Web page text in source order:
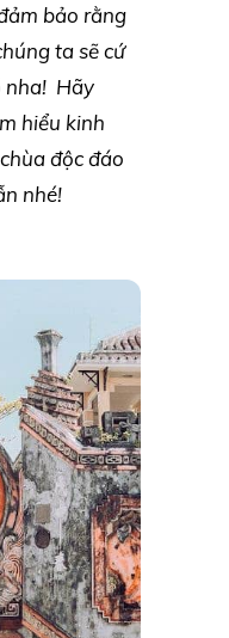
bảo rằng
ta sẽ cứ
nha! Hãy
hiểu kinh
độc đáo
nhé!